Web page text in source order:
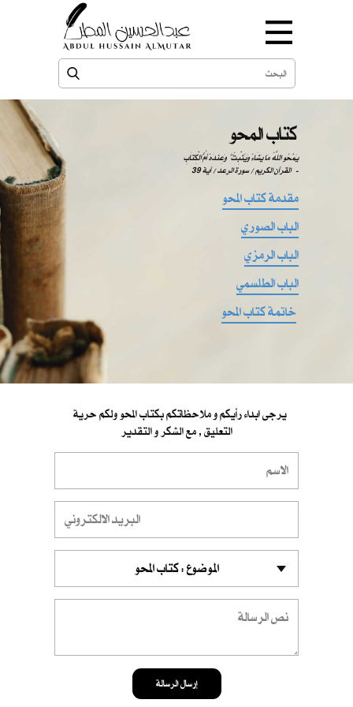
كتاب المحو
يَمْحُو اللَّهُ مَا يَشَاءُ وَيُثْبِتُ ۖ وَعِندَهُ أُمُّ الْكِتَابِ
القرآن الكريم / سورة الرعد / آية 39-
مقدمة كتاب المحو
الباب الصوري
الباب الرمزي
الباب الطلسمي
خاتمة كتاب المحو
التعليق , مع الشكر و التقدير
إرسال الرسالة